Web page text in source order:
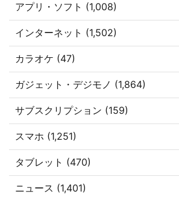
アプリ・ソフト (1,008)
インターネット (1,502)
カラオケ (47)
ガジェット・デジモノ (1,864)
サブスクリプション (159)
スマホ (1,251)
タブレット (470)
ニュース (1,401)